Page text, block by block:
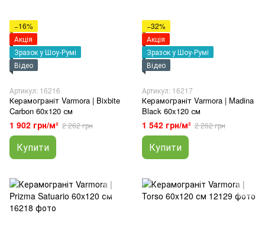
−16%
Акція
Зразок у Шоу-Румі
Відео
Артикул: 16216
Керамограніт Varmora | Bixbite
Carbon 60x120 см
1 902 грн/м² 2 262 грн
Купити
−32%
Акція
Зразок у Шоу-Румі
Відео
Артикул: 16217
Керамограніт Varmora | Madina
Black 60x120 см
1 542 грн/м² 2 262 грн
Купити